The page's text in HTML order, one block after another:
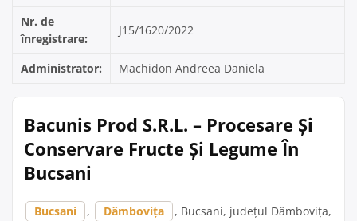
Nr. de
înregistrare:
J15/1620/2022
Administrator: Machidon Andreea Daniela
Bacunis Prod S.R.L. – Procesare Și
Conservare Fructe Și Legume În
Bucsani
Bucsani , Dâmbovița
, Bucsani, județul Dâmbovița,